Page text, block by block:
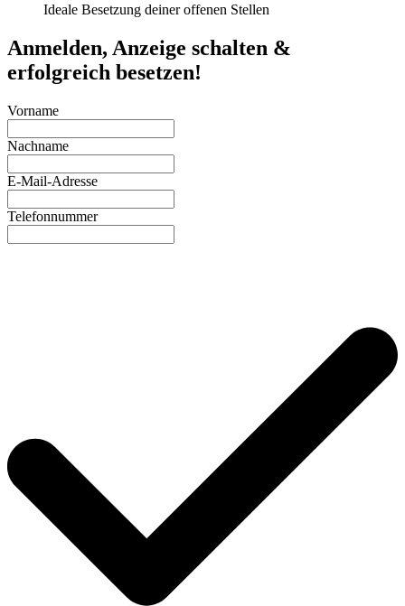
Ideale Besetzung deiner offenen Stellen
Anmelden, Anzeige schalten &
erfolgreich besetzen!
Vorname
Nachname
E-Mail-Adresse
Telefonnummer